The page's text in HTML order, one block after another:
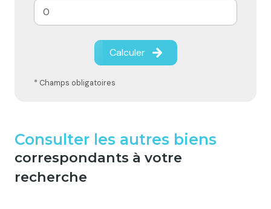
Calculer
* Champs obligatoires
Consulter les autres biens
correspondants à votre
recherche